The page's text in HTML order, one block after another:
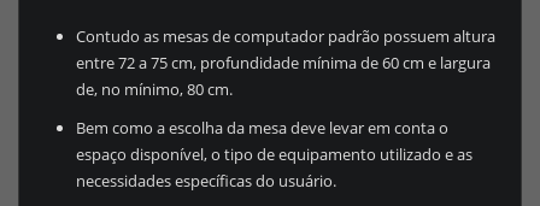
Contudo as mesas de computador padrão possuem altura
entre 72 a 75 cm, profundidade mínima de 60 cm e largura
de, no mínimo, 80 cm.
Bem como a escolha da mesa deve levar em conta o
espaço disponível, o tipo de equipamento utilizado e as
necessidades específicas do usuário.